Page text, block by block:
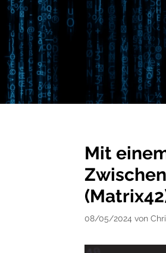
Mit
08/05/2024 von